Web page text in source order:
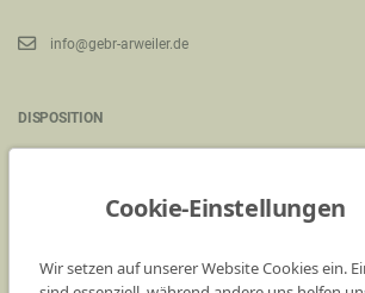
info@gebr-arweiler.de
DISPOSITION
(Öffnungszeiten Disposition)
Cookie-Einstellungen
Wir setzen auf unserer Website Cookies ein.